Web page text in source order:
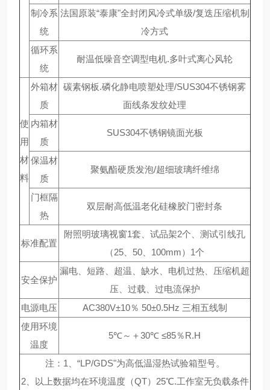
制冷系
统
法国原装“泰康"全封闭风冷式单级/复迭压缩机制
冷方式
循环系
统
耐温低噪音空调型电机.多叶式离心风轮
使
用
材
料
外箱材
质
碳素钢板.磷化静电喷塑处理/SUS304不锈钢雾
面线条发纹处理
内箱材
质
SUS304不锈钢镜面光板
保温材
质
聚氨酯硬质发泡/超细玻璃纤维绵
门框隔
热
双层耐高低温老化硅橡胶门密封条
标准配置
附照明玻璃视窗1套、试品架2个、测试引线孔
（25、50、100mm）1个
安全保护
漏电、短路、超温、缺水、电机过热、压缩机超
压、过载、过电流保护
电源电压
AC380V±10％ 50±0.5Hz 三相五线制
使用环境
温度
5℃～＋30℃ ≤85％R.H
注：1、“LP/GDS"为高低温湿热试验箱型号。
2、以上数据均在环境温度（QT）25℃.工作室无负载条件